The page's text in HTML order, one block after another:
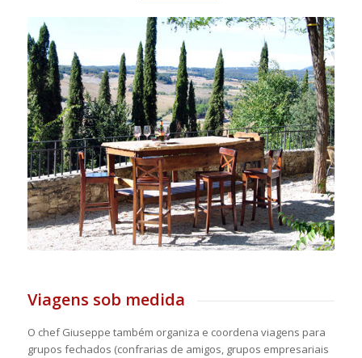
Viagens sob medida
O chef Giuseppe também organiza e coordena viagens para
grupos fechados (confrarias de amigos, grupos empresariais